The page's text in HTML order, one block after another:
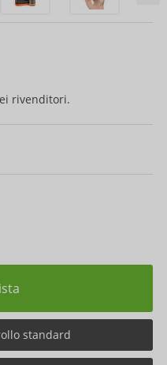
rivenditori.
standard